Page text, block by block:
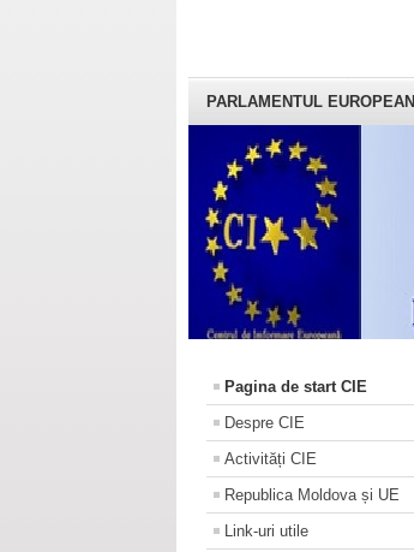
PARLAMENTUL EUROPEAN
Pagina de start CIE
Despre CIE
Activități CIE
Republica Moldova și UE
Link-uri utile